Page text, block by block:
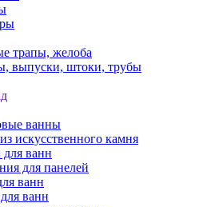
трапы, желоба
выпуски, штоки, трубы
ванны
искусственного камня
ванн
для панелей
ванн
ванн